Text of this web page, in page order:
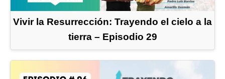
Vivir la Resurrección: Trayendo el cielo a la
tierra – Episodio 29